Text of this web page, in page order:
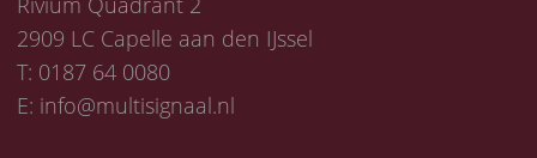
2909 LC Capelle aan den IJssel
T: 0187 64 0080
E: info@multisignaal.nl